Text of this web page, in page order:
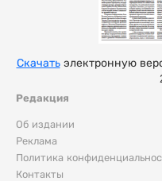
Редакция
Об издании
Реклама
Политика
Контакты
Скачатьэлектронную